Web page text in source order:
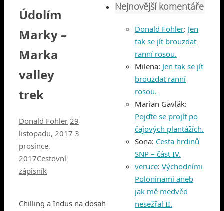
Údolím
Marky –
Marka
valley
trek
Donald Fohler 29
listopadu, 2017 3
prosince,
2017Cestovní
zápisník
Chilling a Indus na dosah
Nejnovější komentáře
Donald Fohler: Jen
tak se jít brouzdat
ranní rosou.
Milena: Jen tak se jít
brouzdat ranní
rosou.
Marian Gavlák:
Pojďte se projít po
čajových plantážích.
Sona: Cesta hrdinů
SNP – část IV.
veruce: Východními
Poloninami aneb
jak mě medvěd
nesežřal II.